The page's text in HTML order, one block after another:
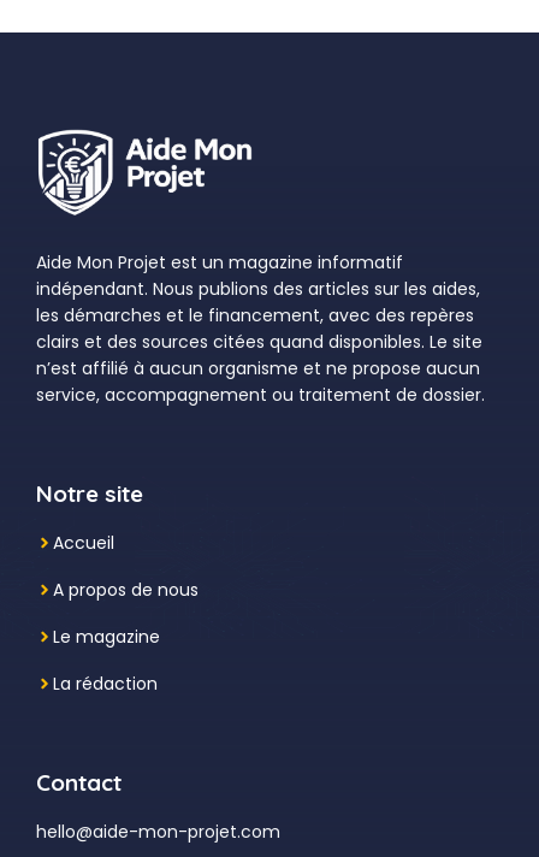
Aide Mon Projet est un magazine informatif
indépendant. Nous publions des articles sur les aides,
les démarches et le financement, avec des repères
clairs et des sources citées quand disponibles. Le site
n’est affilié à aucun organisme et ne propose aucun
service, accompagnement ou traitement de dossier.
Notre site
Accueil
A propos de nous
Le magazine
La rédaction
Contact
hello@aide-mon-projet.com